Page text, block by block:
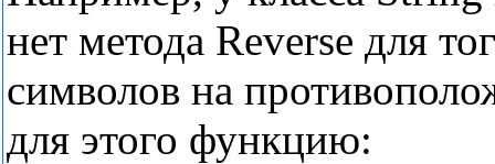
нет метода Reverse для
символов на
для этого функцию: